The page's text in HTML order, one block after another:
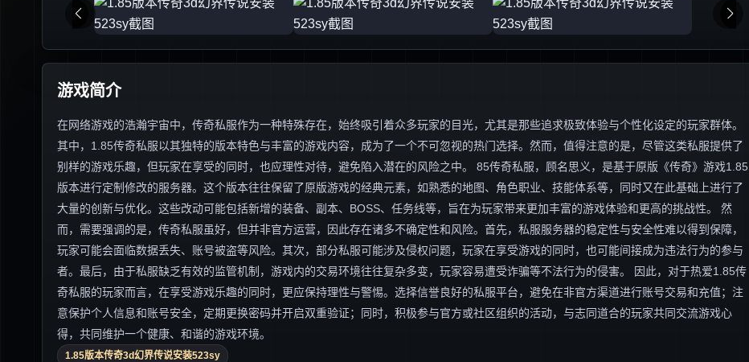
游戏简介
在网络游戏的浩瀚宇宙中，传奇私服作为一种特殊存在，始终吸引着众多玩家的目光，尤其是那些追求极致体验与个性化设定的玩家群体。
其中，1.85传奇私服以其独特的版本特色与丰富的游戏内容，成为了一个不可忽视的热门选择。然而，值得注意的是，尽管这类私服提供了
别样的游戏乐趣，但玩家在享受的同时，也应理性对待，避免陷入潜在的风险之中。 85传奇私服，顾名思义，是基于原版《传奇》游戏1.85
版本进行定制修改的服务器。这个版本往往保留了原版游戏的经典元素，如熟悉的地图、角色职业、技能体系等，同时又在此基础上进行了
大量的创新与优化。这些改动可能包括新增的装备、副本、BOSS、任务线等，旨在为玩家带来更加丰富的游戏体验和更高的挑战性。 然
而，需要强调的是，传奇私服虽好，但并非官方运营，因此存在诸多不确定性和风险。首先，私服服务器的稳定性与安全性难以得到保障，
玩家可能会面临数据丢失、账号被盗等风险。其次，部分私服可能涉及侵权问题，玩家在享受游戏的同时，也可能间接成为违法行为的参与
者。最后，由于私服缺乏有效的监管机制，游戏内的交易环境往往复杂多变，玩家容易遭受诈骗等不法行为的侵害。 因此，对于热爱1.85传
奇私服的玩家而言，在享受游戏乐趣的同时，更应保持理性与警惕。选择信誉良好的私服平台，避免在非官方渠道进行账号交易和充值；注
意保护个人信息和账号安全，定期更换密码并开启双重验证；同时，积极参与官方或社区组织的活动，与志同道合的玩家共同交流游戏心
得，共同维护一个健康、和谐的游戏环境。
1.85版本传奇3d幻界传说安装523sy